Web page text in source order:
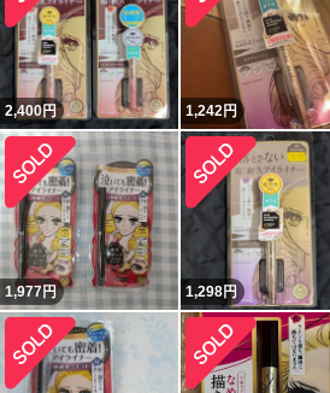
2,400円 1,242円
1,977円 1,298円